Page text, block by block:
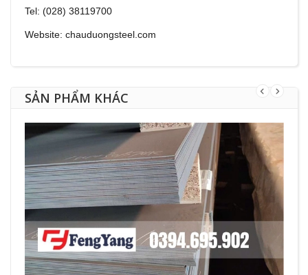
Tel: (028) 38119700
Website: chauduongsteel.com
SẢN PHẨM KHÁC